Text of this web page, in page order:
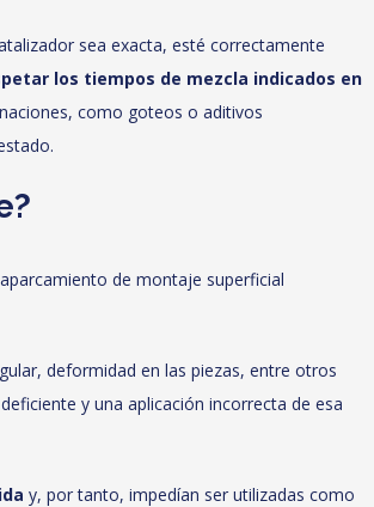
sea exacta, esté correctamente
los tiempos de mezcla indicados en
como goteos o aditivos
de montaje superficial
deformidad en las piezas, entre otros
y una aplicación incorrecta de esa
y, por tanto, impedían ser utilizadas como